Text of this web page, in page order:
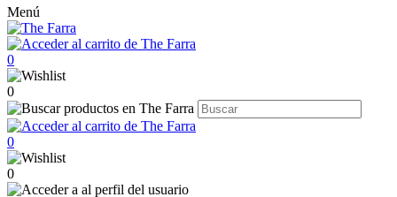
Menú
0
0
0
0